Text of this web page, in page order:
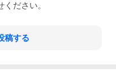
ださい。
稿する